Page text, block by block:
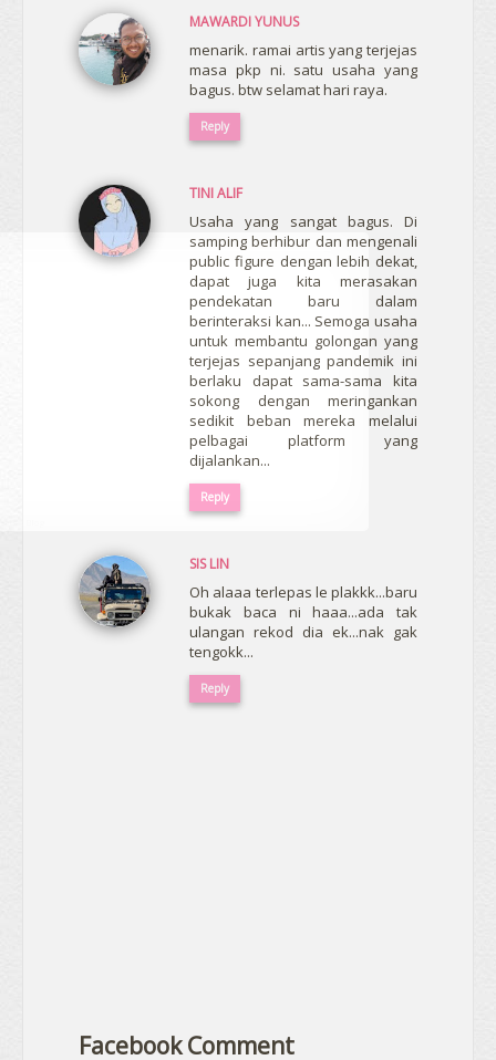
MAWARDI YUNUS
menarik. ramai artis yang terjejas
masa pkp ni. satu usaha yang
bagus. btw selamat hari raya.
Reply
TINI ALIF
Usaha yang sangat bagus. Di
samping berhibur dan mengenali
public figure dengan lebih dekat,
dapat juga kita merasakan
pendekatan baru dalam
berinteraksi kan... Semoga usaha
untuk membantu golongan yang
terjejas sepanjang pandemik ini
berlaku dapat sama-sama kita
sokong dengan meringankan
sedikit beban mereka melalui
pelbagai platform yang
dijalankan...
Reply
SIS LIN
Oh alaaa terlepas le plakkk...baru
bukak baca ni haaa...ada tak
ulangan rekod dia ek...nak gak
tengokk...
Reply
Facebook Comment